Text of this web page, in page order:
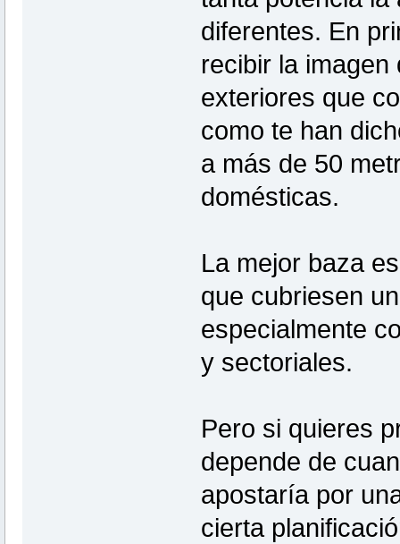
diferentes. En
recibir la
exteriores que
como te han
a más de 50
domésticas.
La mejor baza
que cubriesen
especialmente
y sectoriales.
Pero si quieres
depende de
apostaría por
cierta